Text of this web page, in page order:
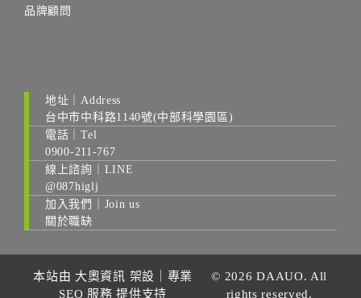
品牌顧問
地址｜Address
台中市中科路1140號(中部科學園區)
電話｜Tel
0900-211-767
線上諮詢｜LINE
@087higlj
加入我們｜Join us
關於職缺
本站由 大奧資訊 架設｜ 專業
SEO 服務 提供支持
© 2026 DAAUO. All
rights reserved.